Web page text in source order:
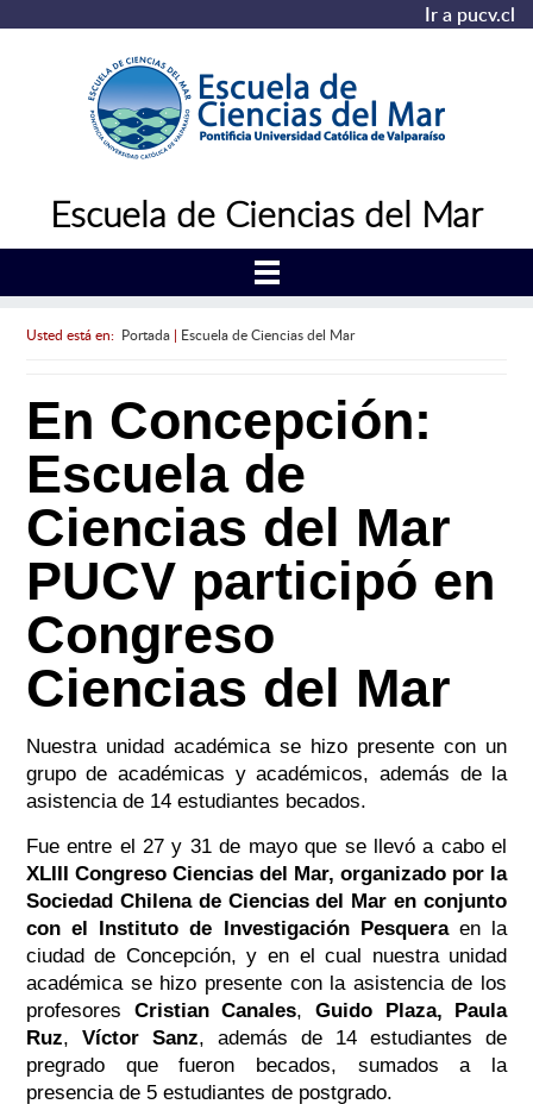
Ir a pucv.cl
Escuela de Ciencias del Mar
Usted está en: Portada| Escuela de Ciencias del Mar
En Concepción:
Escuela de
Ciencias del Mar
PUCV participó en
Congreso
Ciencias del Mar
Nuestra unidad académica se hizo presente con un
grupo de académicas y académicos, además de la
asistencia de 14 estudiantes becados.
Fue entre el 27 y 31 de mayo que se llevó a cabo el
XLIII Congreso Ciencias del Mar, organizado por la
Sociedad Chilena de Ciencias del Mar en conjunto
con el Instituto de Investigación Pesquera en la
ciudad de Concepción, y en el cual nuestra unidad
académica se hizo presente con la asistencia de los
profesores Cristian Canales, Guido Plaza,
Paula
Ruz, Víctor Sanz, además de 14 estudiantes de
pregrado que fueron becados, sumados a la
presencia de 5 estudiantes de postgrado.